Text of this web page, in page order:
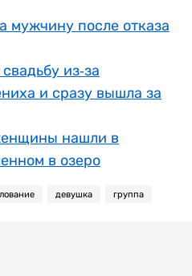
мужчину после отказа
из-за
и сразу вышла за
нашли в
в озеро
девушка группа